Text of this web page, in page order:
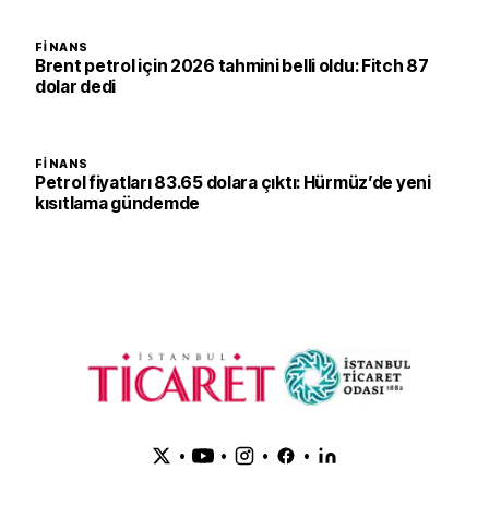
FINANS
Brent petrol için 2026 tahmini belli oldu: Fitch 87
dolar dedi
FINANS
Petrol fiyatları 83.65 dolara çıktı: Hürmüz’de yeni
kısıtlama gündemde
• • • •